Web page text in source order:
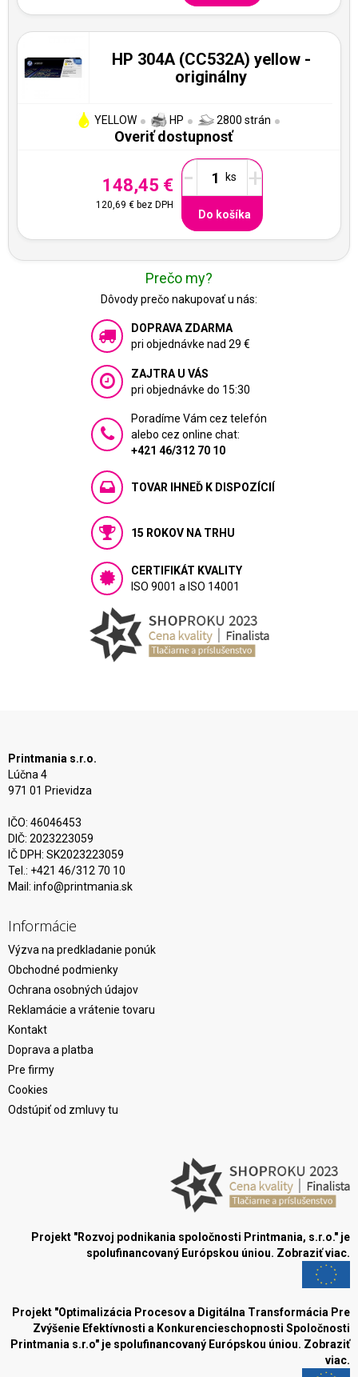
HP 304A (CC532A) yellow -
originálny
YELLOW HP 2800 strán
Overiť dostupnosť
148,45 €
120,69 €bez DPH
- +
Do košíka
Prečo my?
Dôvody prečo nakupovať u nás:
DOPRAVA ZDARMA
pri objednávke nad 29 €
ZAJTRA U VÁS
pri objednávke do 15:30
Poradíme Vám cez telefón
alebo cez online chat:
+421 46/312 70 10
TOVAR IHNEĎ K DISPOZÍCIÍ
15 ROKOV NA TRHU
CERTIFIKÁT KVALITY
ISO 9001 a ISO 14001
Printmania s.r.o.
Lúčna 4
971 01 Prievidza
IČO: 46046453
DIČ: 2023223059
IČ DPH: SK2023223059
Tel.: +421 46/312 70 10
Mail: info@printmania.sk
Informácie
Výzva na predkladanie ponúk
Obchodné podmienky
Ochrana osobných údajov
Reklamácie a vrátenie tovaru
Kontakt
Doprava a platba
Pre firmy
Cookies
Odstúpiť od zmluvy tu
Projekt "Rozvoj podnikania spoločnosti Printmania, s.r.o." je
spolufinancovaný Európskou úniou. Zobraziť viac.
Projekt "Optimalizácia Procesov a Digitálna Transformácia Pre
Zvýšenie Efektívnosti a Konkurencieschopnosti Spoločnosti
Printmania s.r.o" je spolufinancovaný Európskou úniou. Zobraziť
viac.